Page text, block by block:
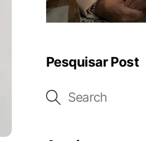
Pesquisar Post